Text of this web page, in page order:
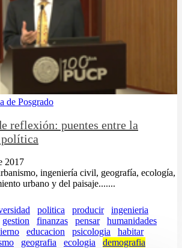
de Posgrado
reflexión: puentes entre la
2017
ingeniería civil, geografía, ecología,
urbano y del paisaje.......
politica producir
ingenieria
gestion finanzas pensar
humanidades
educacion psicologia
habitar
geografia ecologia demografia